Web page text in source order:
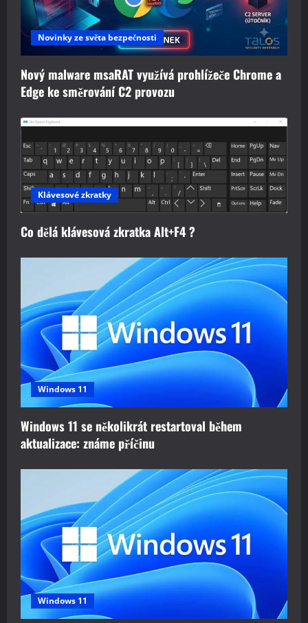
Novinky ze světa bezpečnosti
Nový malware msaRAT využívá prohlížeče Chrome a
Edge ke směrování C2 provozu
Klávesové zkratky
Co dělá klávesová zkratka Alt+F4 ?
Windows 11
Windows 11 se několikrát restartoval během
aktualizace: známe příčinu
Windows 11